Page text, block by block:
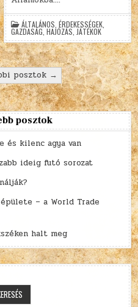
ÁLTALÁNOS ,ÉRDEKESSÉGEK
GAZDASÁG ,HAJÓZÁS JÁTÉKOK
posztok →
posztok
és kilenc agya van
ideig futó sorozat
– a World Trade
halt meg